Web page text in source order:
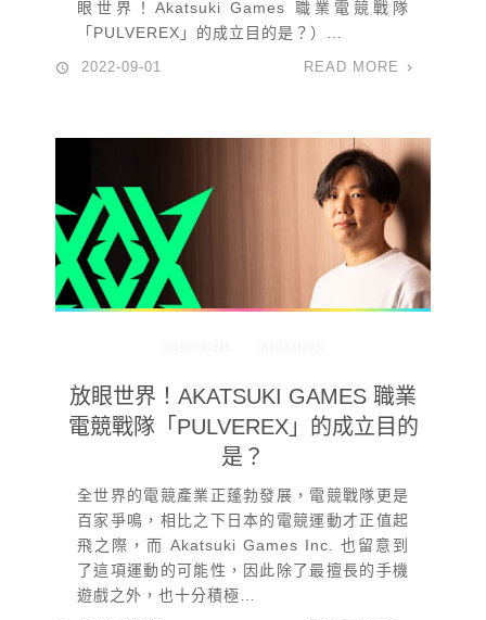
眼世界！Akatsuki Games 職業電競戰隊
「PULVEREX」的成立目的是？）…
2022-09-01 READ MORE
放眼世界！AKATSUKI GAMES 職業
電競戰隊「PULVEREX」的成立目的
是？
全世界的電競產業正蓬勃發展，電競戰隊更是
百家爭鳴，相比之下日本的電競運動才正值起
飛之際，而 Akatsuki Games Inc. 也留意到
了這項運動的可能性，因此除了最擅長的手機
遊戲之外，也十分積極…